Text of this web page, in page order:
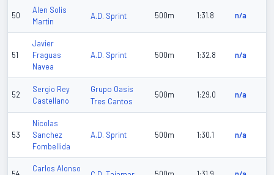
50
Alen Solis
Martin
A.D. Sprint 500m 1:31.8 n/a
51
Javier
Fraguas
Navea
A.D. Sprint 500m 1:32.8 n/a
52
Sergio Rey
Castellano
Grupo Oasis
Tres Cantos
500m 1:29.0 n/a
53
Nicolas
Sanchez
Fombellida
A.D. Sprint 500m 1:30.1 n/a
Carlos Alonso